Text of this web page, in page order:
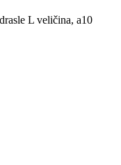
L veličina, a10